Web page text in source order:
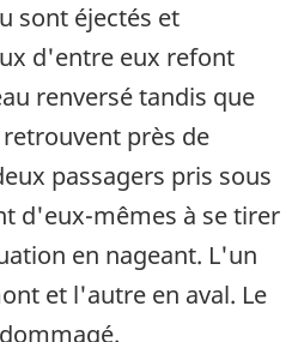
sont éjectés et
d'entre eux refont
renversé tandis que
près de
passagers pris sous
d'eux-mêmes à se tirer
en nageant. L'un
et l'autre en aval. Le